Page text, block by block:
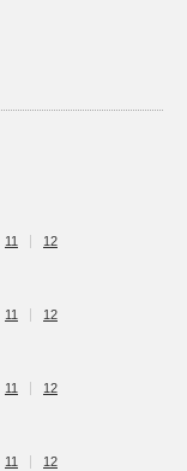
11 12
11 12
11 12
11 12